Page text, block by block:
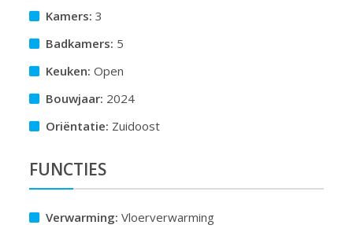
Kamers: 3
Badkamers: 5
Keuken: Open
Bouwjaar: 2024
Oriëntatie: Zuidoost
FUNCTIES
Verwarming: Vloerverwarming